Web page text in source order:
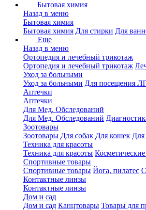
Бытовая химия
Назад в меню
Бытовая химия
Бытовая химия Для стирки Для
Еще
Назад в меню
Ортопедия и лечебный трикотаж
Ортопедия и лечебный трикотаж
Уход за больными
Уход за больными Для посещения
Аптечки
Аптечки
Для Мед. Обследований
Для Мед. Обследований
Зоотовары
Зоотовары Для собак Для кошек Для
Техника для красоты
Техника для красоты
Спортивные товары
Спортивные товары Йога, пилатес
Контактные линзы
Контактные линзы
Дом и сад
Дом и сад Канцтовары Товары для